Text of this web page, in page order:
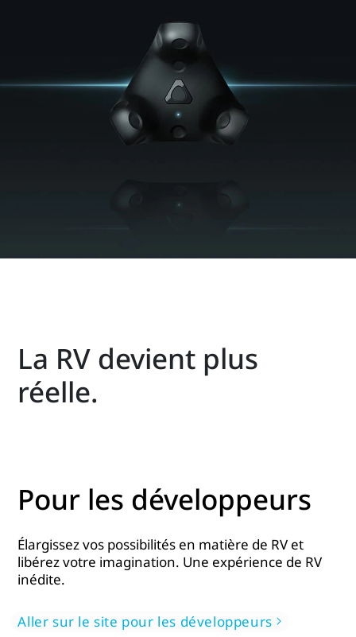
La RV devient plus
réelle.
Pour les développeurs
Élargissez vos possibilités en matière de RV et
libérez votre imagination. Une expérience de RV
inédite.
Aller sur le site pour les développeurs